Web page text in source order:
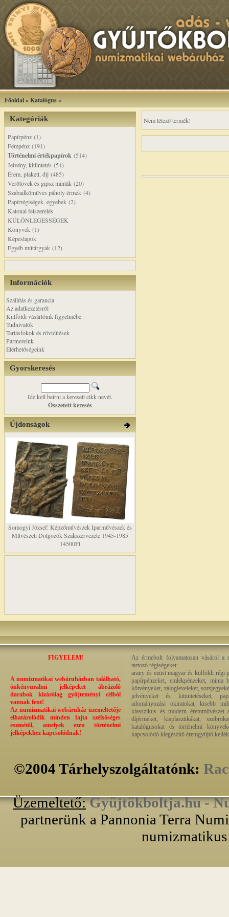
Főoldal»Katalógus»
Kategóriák
Papírpénz (1)
Fémpénz (191)
Történelmi értékpapírok (514)
Jelvény, kitüntetés (54)
Érem, plakett, díj (485)
Verőtövek és gipsz minták (20)
Szabadkőműves páholy érmek (4)
Papírrégiségek, egyebek (2)
Katonai felszerelés
KÜLÖNLEGESSÉGEK
Könyvek (1)
Képeslapok
Egyéb műtárgyak (12)
Információk
Szállítás és garancia
Az adatkezelésről
Külföldi vásárlóink figyelmébe
Tudnivalók
Tartásfokok és rövidítések
Partnereink
Elérhetőségeink
Gyorskeresés
Ide kell beírni a keresett cikk nevét.
Összetett keresés
Újdonságok
Somogyi József: Képzőművészek Iparművészek és
Művészeti Dolgozók Szakszervezete 1945-1985
14500Ft
Nem létező termék!
FIGYELEM!
A numizmatikai webáruházban található,
önkényuralmi jelképeket ábrázoló
darabok kizárólag gyűjteményi célból
vannak fent!
Az numizmatikai webáruház üzemeltetője
elhatárolódik minden fajta szélsőséges
eszmétől, amelyek ezen történelmi
jelképekhez kapcsolódnak!
Az érmebolt folyamatosan vásárol a
tartozó régiségeket:
arany és ezüst magyar és külföldi régi
papírpénzeket, emlékpénzeket, minta
kötvényeket, zálogleveleket,
jelvényeket és kitüntetéseket,
adományozási okiratokat, kisebb
klasszikus és modern éremművészet
díjérmeket, kisplasztikákat,
katalógusokat és történelmi
kapcsolódó kiegészítő éremgyűjtő
©2004 Tárhelyszolgáltatónk:
Üzemeltető: Gyűjtőkboltja.hu -
partnerünk a Pannonia Terra
numizmatikus